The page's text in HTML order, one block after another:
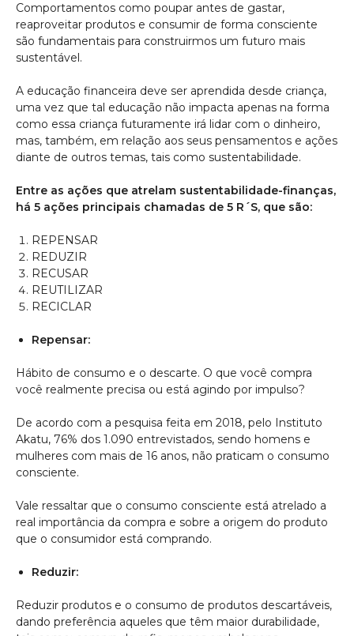
Comportamentos como poupar antes de gastar,
reaproveitar produtos e consumir de forma consciente
são fundamentais para construirmos um futuro mais
sustentável.
A educação financeira deve ser aprendida desde criança,
uma vez que tal educação não impacta apenas na forma
como essa criança futuramente irá lidar com o dinheiro,
mas, também, em relação aos seus pensamentos e ações
diante de outros temas, tais como sustentabilidade.
Entre as ações que atrelam sustentabilidade-finanças,
há 5 ações principais chamadas de 5 R´S, que são:
REPENSAR
REDUZIR
RECUSAR
REUTILIZAR
RECICLAR
Repensar:
Hábito de consumo e o descarte. O que você compra
você realmente precisa ou está agindo por impulso?
De acordo com a pesquisa feita em 2018, pelo Instituto
Akatu, 76% dos 1.090 entrevistados, sendo homens e
mulheres com mais de 16 anos, não praticam o consumo
consciente.
Vale ressaltar que o consumo consciente está atrelado a
real importância da compra e sobre a origem do produto
que o consumidor está comprando.
Reduzir:
Reduzir produtos e o consumo de produtos descartáveis,
dando preferência aqueles que têm maior durabilidade,